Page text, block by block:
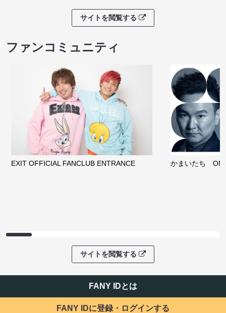
サイトを閲覧する
ファンコミュニティ
EXIT OFFICIAL FANCLUB ENTRANCE かまいたち
サイトを閲覧する
FANY IDとは
FANY IDに登録・ログインする